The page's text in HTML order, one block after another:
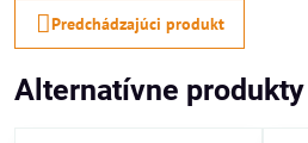
Predchádzajúci produkt
Alternatívne produkty